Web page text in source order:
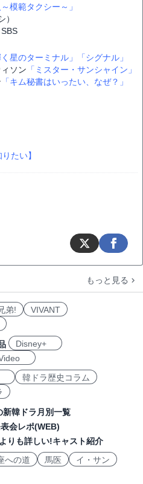
模範タクシー～」
）
く星のターミナル」
「シグナル」
ソン 「ミスター・サンシャイン」
「キム秘書はいったい、なぜ？」
たい】
もっと見る
弟!
VIVANT
Disney+
韓ドラ歴史コラム
新韓ドラ月別一覧
会レポ(WEB)
りも詳しい!キャスト紹介
への道 馬医
イ・サン